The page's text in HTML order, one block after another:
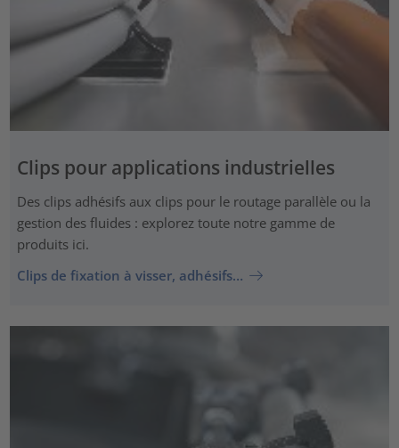
Clips pour applications industrielles
Des clips adhésifs aux clips pour le routage parallèle ou la
gestion des fluides : explorez toute notre gamme de
produits ici.
Clips de fixation à visser, adhésifs…